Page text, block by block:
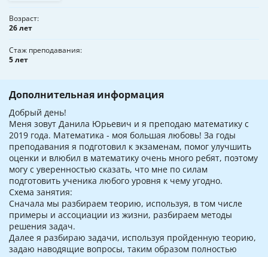
Возраст
26 лет
Стаж преподавания
5 лет
Дополнительная информация
Добрый день!
Меня зовут Данила Юрьевич и я преподаю математику с
2019 года. Математика - моя большая любовь! За годы
преподавания я подготовил к экзаменам, помог улучшить
оценки и влюбил в математику очень много ребят, поэтому
могу с уверенностью сказать, что мне по силам
подготовить ученика любого уровня к чему угодно.
Схема занятия:
Сначала мы разбираем теорию, используя, в том числе
примеры и ассоциации из жизни, разбираем методы
решения задач.
Далее я разбираю задачи, используя пройденную теорию,
задаю наводящие вопросы, таким образом полностью